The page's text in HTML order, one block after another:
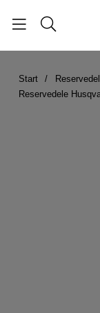
Start
Reservedele